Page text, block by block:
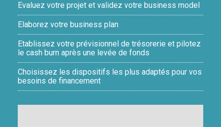
Evaluez votre projet et validez votre business model
Elaborez votre business plan
Etablissez votre prévisionnel de trésorerie et pilotez
le cash burn après une levée de fonds
Choisissez les dispositifs les plus adaptés pour vos
besoins de financement